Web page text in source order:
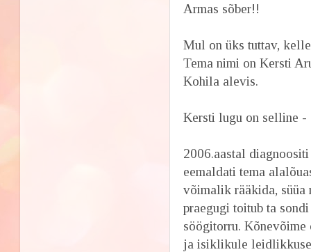
Armas sõber!!
Mul on üks tuttav,
Tema nimi on Kersti
Kohila alevis.
Kersti lugu on selline -
2006.aastal
eemaldati tema
võimalik rääkida,
praegugi toitub ta
söögitorru. Kõnevõime
ja isiklikule